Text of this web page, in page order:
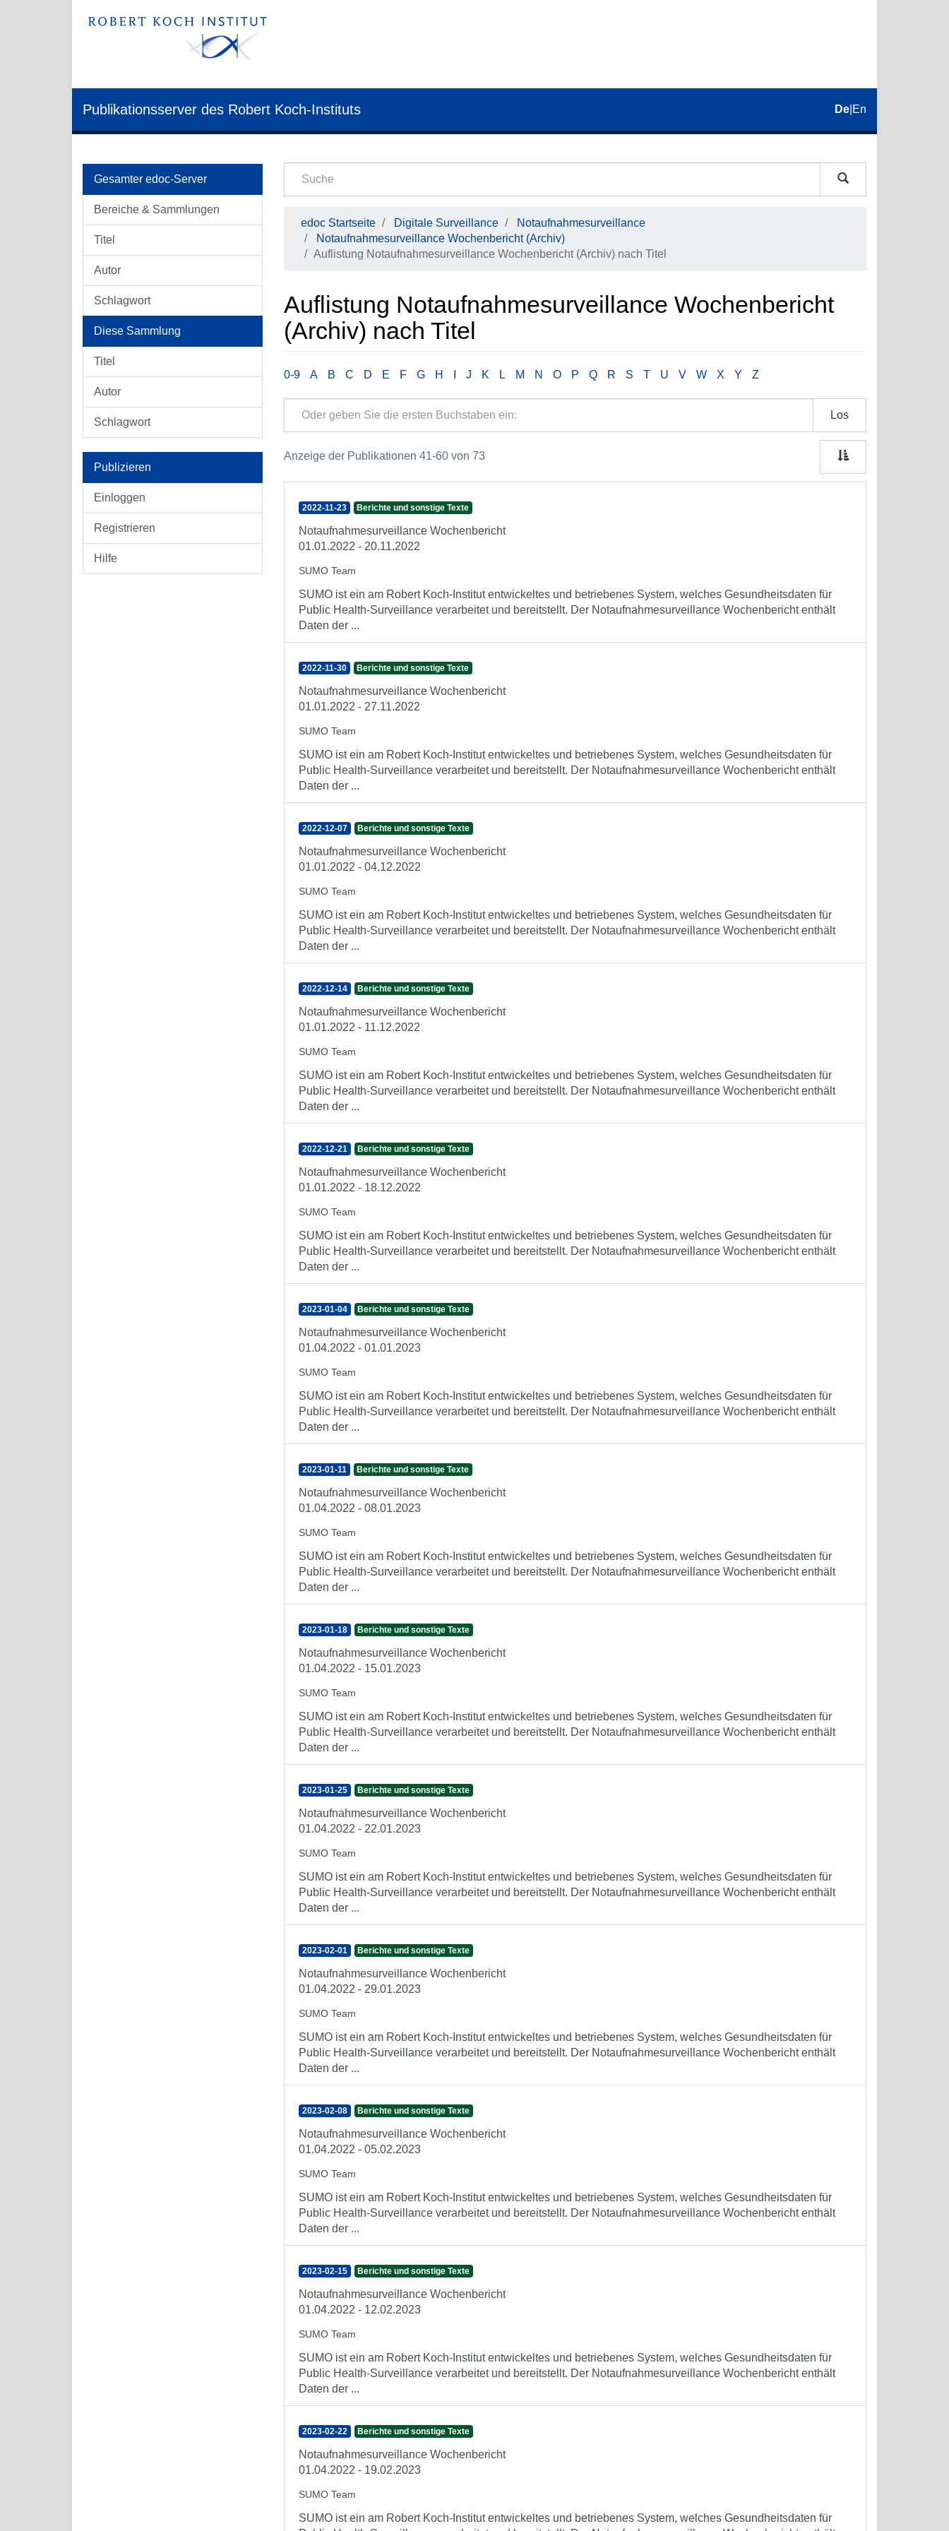
Publikationsserver des Robert Koch-Instituts De En
Gesamter edoc-Server
Bereiche & Sammlungen
Titel
Autor
Schlagwort
Diese Sammlung
Titel
Autor
Schlagwort
Publizieren
Einloggen
Registrieren
Hilfe
edoc Startseite Digitale Surveillance
Notaufnahmesurveillance
Notaufnahmesurveillance Wochenbericht (Archiv)
Auflistung Notaufnahmesurveillance Wochenbericht (Archiv) nach Titel
Auflistung Notaufnahmesurveillance Wochenbericht
(Archiv) nach Titel
0-9 A B C D E F G H J K L M N O P Q R S T U V W X Y Z
Los
Anzeige der Publikationen 41-60 von 73
2022-11-23 Berichte und sonstige Texte
Notaufnahmesurveillance Wochenbericht
01.01.2022 - 20.11.2022
SUMO Team
SUMO ist ein am Robert Koch-Institut entwickeltes und betriebenes System, welches Gesundheitsdaten für
Public Health-Surveillance verarbeitet und bereitstellt. Der Notaufnahmesurveillance Wochenbericht enthält
Daten der ...
2022-11-30 Berichte und sonstige Texte
Notaufnahmesurveillance Wochenbericht
01.01.2022 - 27.11.2022
SUMO Team
SUMO ist ein am Robert Koch-Institut entwickeltes und betriebenes System, welches Gesundheitsdaten für
Public Health-Surveillance verarbeitet und bereitstellt. Der Notaufnahmesurveillance Wochenbericht enthält
Daten der ...
2022-12-07 Berichte und sonstige Texte
Notaufnahmesurveillance Wochenbericht
01.01.2022 - 04.12.2022
SUMO Team
SUMO ist ein am Robert Koch-Institut entwickeltes und betriebenes System, welches Gesundheitsdaten für
Public Health-Surveillance verarbeitet und bereitstellt. Der Notaufnahmesurveillance Wochenbericht enthält
Daten der ...
2022-12-14 Berichte und sonstige Texte
Notaufnahmesurveillance Wochenbericht
01.01.2022 - 11.12.2022
SUMO Team
SUMO ist ein am Robert Koch-Institut entwickeltes und betriebenes System, welches Gesundheitsdaten für
Public Health-Surveillance verarbeitet und bereitstellt. Der Notaufnahmesurveillance Wochenbericht enthält
Daten der ...
2022-12-21 Berichte und sonstige Texte
Notaufnahmesurveillance Wochenbericht
01.01.2022 - 18.12.2022
SUMO Team
SUMO ist ein am Robert Koch-Institut entwickeltes und betriebenes System, welches Gesundheitsdaten für
Public Health-Surveillance verarbeitet und bereitstellt. Der Notaufnahmesurveillance Wochenbericht enthält
Daten der ...
2023-01-04 Berichte und sonstige Texte
Notaufnahmesurveillance Wochenbericht
01.04.2022 - 01.01.2023
SUMO Team
SUMO ist ein am Robert Koch-Institut entwickeltes und betriebenes System, welches Gesundheitsdaten für
Public Health-Surveillance verarbeitet und bereitstellt. Der Notaufnahmesurveillance Wochenbericht enthält
Daten der ...
2023-01-11 Berichte und sonstige Texte
Notaufnahmesurveillance Wochenbericht
01.04.2022 - 08.01.2023
SUMO Team
SUMO ist ein am Robert Koch-Institut entwickeltes und betriebenes System, welches Gesundheitsdaten für
Public Health-Surveillance verarbeitet und bereitstellt. Der Notaufnahmesurveillance Wochenbericht enthält
Daten der ...
2023-01-18 Berichte und sonstige Texte
Notaufnahmesurveillance Wochenbericht
01.04.2022 - 15.01.2023
SUMO Team
SUMO ist ein am Robert Koch-Institut entwickeltes und betriebenes System, welches Gesundheitsdaten für
Public Health-Surveillance verarbeitet und bereitstellt. Der Notaufnahmesurveillance Wochenbericht enthält
Daten der ...
2023-01-25 Berichte und sonstige Texte
Notaufnahmesurveillance Wochenbericht
01.04.2022 - 22.01.2023
SUMO Team
SUMO ist ein am Robert Koch-Institut entwickeltes und betriebenes System, welches Gesundheitsdaten für
Public Health-Surveillance verarbeitet und bereitstellt. Der Notaufnahmesurveillance Wochenbericht enthält
Daten der ...
2023-02-01 Berichte und sonstige Texte
Notaufnahmesurveillance Wochenbericht
01.04.2022 - 29.01.2023
SUMO Team
SUMO ist ein am Robert Koch-Institut entwickeltes und betriebenes System, welches Gesundheitsdaten für
Public Health-Surveillance verarbeitet und bereitstellt. Der Notaufnahmesurveillance Wochenbericht enthält
Daten der ...
2023-02-08 Berichte und sonstige Texte
Notaufnahmesurveillance Wochenbericht
01.04.2022 - 05.02.2023
SUMO Team
SUMO ist ein am Robert Koch-Institut entwickeltes und betriebenes System, welches Gesundheitsdaten für
Public Health-Surveillance verarbeitet und bereitstellt. Der Notaufnahmesurveillance Wochenbericht enthält
Daten der ...
2023-02-15 Berichte und sonstige Texte
Notaufnahmesurveillance Wochenbericht
01.04.2022 - 12.02.2023
SUMO Team
SUMO ist ein am Robert Koch-Institut entwickeltes und betriebenes System, welches Gesundheitsdaten für
Public Health-Surveillance verarbeitet und bereitstellt. Der Notaufnahmesurveillance Wochenbericht enthält
Daten der ...
2023-02-22 Berichte und sonstige Texte
Notaufnahmesurveillance Wochenbericht
01.04.2022 - 19.02.2023
SUMO Team
SUMO ist ein am Robert Koch-Institut entwickeltes und betriebenes System, welches Gesundheitsdaten für